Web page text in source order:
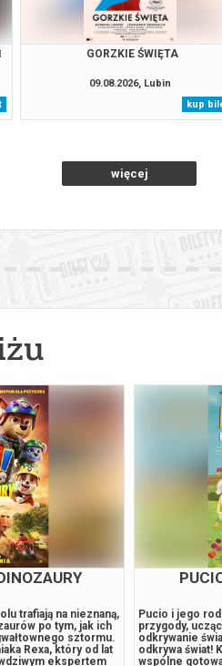
GORZKIE ŚWIĘTA
09.08.2026, Lubin
kup
więcej
trafiają na nieznaną,
po tym, jak ich
sztormu.
Rexa, który od lat
ekspertem
Pucio i jego
przygody,
odkrywanie
odkrywa świat!
wspólne